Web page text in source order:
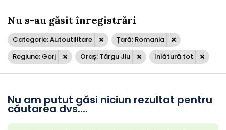
Nu s-au găsit înregistrări
Categorie: Autoutilitare
Țară: Romania
Regiune: Gorj
Oraș: Târgu Jiu Inlătură tot
Nu am putut găsi niciun rezultat pentru
căutarea dvs....